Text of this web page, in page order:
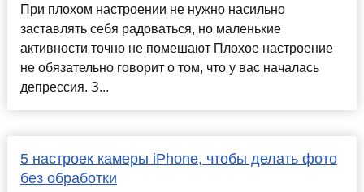
При плохом настроении не нужно насильно
заставлять себя радоваться, но маленькие
активности точно не помешают Плохое настроение
не обязательно говорит о том, что у вас началась
депрессия. З...
5 настроек камеры iPhone, чтобы делать фото
без обработки